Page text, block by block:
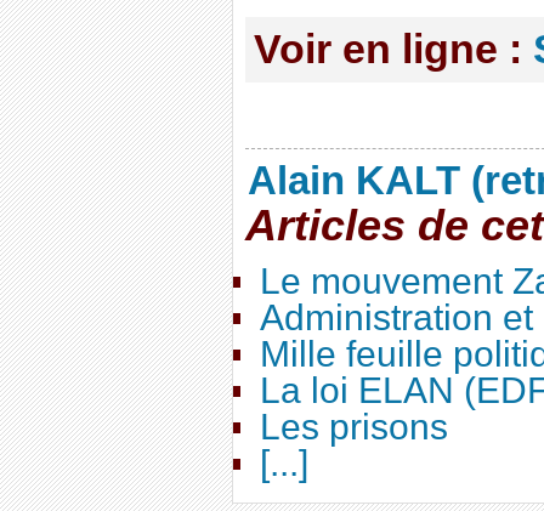
Voir en ligne :
Alain KALT
Articles de
Le mouvement
Administration
Mille feuille
La loi ELAN
Les prisons
[...]